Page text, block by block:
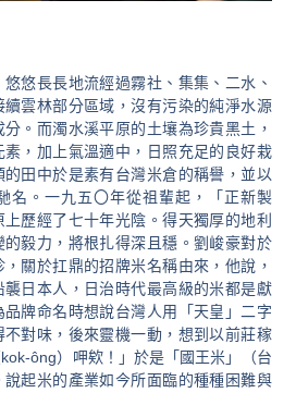
悠長長地流經過霧社、集集、二水、
雲林部分區域，沒有污染的純淨水源
。而濁水溪平原的土壤為珍貴黑土，
，加上氣溫適中，日照充足的良好栽
田中於是素有台灣米倉的稱譽，並以
名。一九五〇年從祖輩起，「正新製
歷經了七十年光陰。得天獨厚的地利
毅力，將根扎得深且穩。劉峻豪對於
關於扛鼎的招牌米名稱由來，他說，
日本人，日治時代最高級的米都是獻
牌命名時想說台灣人用「天皇」二字
對味，後來靈機一動，想到以前莊稼
ông）呷欸！」於是「國王米」（台
起米的產業如今所面臨的種種困難與